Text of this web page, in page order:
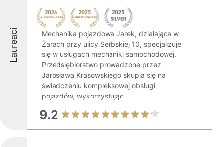
Laureaci
Mechanika pojazdowa Jarek, działająca w
Żarach przy ulicy Serbskiej 10, specjalizuje
się w usługach mechaniki samochodowej.
Przedsiębiorstwo prowadzone przez
Jarosława Krasowskiego skupia się na
świadczeniu kompleksowej obsługi
pojazdów, wykorzystując ...
9.2